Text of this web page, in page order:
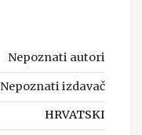
Nepoznati autori
Nepoznati izdavač
HRVATSKI